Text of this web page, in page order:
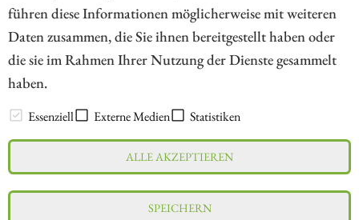
führen diese Informationen möglicherweise mit weiteren
Daten zusammen, die Sie ihnen bereitgestellt haben oder
die sie im Rahmen Ihrer Nutzung der Dienste gesammelt
haben.
Essenziell Externe Medien Statistiken
ALLE AKZEPTIEREN
SPEICHERN
// kapitalerhoehungen.de - © 2026 - Die Informationsplattform für
Investoren und Unternehmen rund um Kapitalerhöhung, Kapitalmarkt
und Unternehmensfinanzierung
LEXIKON
Impressum
Datenschutz
Interessenskonflikt & Risikohinweis